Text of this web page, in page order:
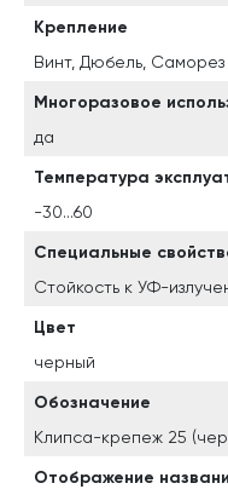
Крепление
Винт, Дюбель, Саморез
Многоразовое
да
Температура
-30...60
Специальные
Стойкость к УФ-
Цвет
черный
Обозначение
Клипса-крепеж 25
Отображение